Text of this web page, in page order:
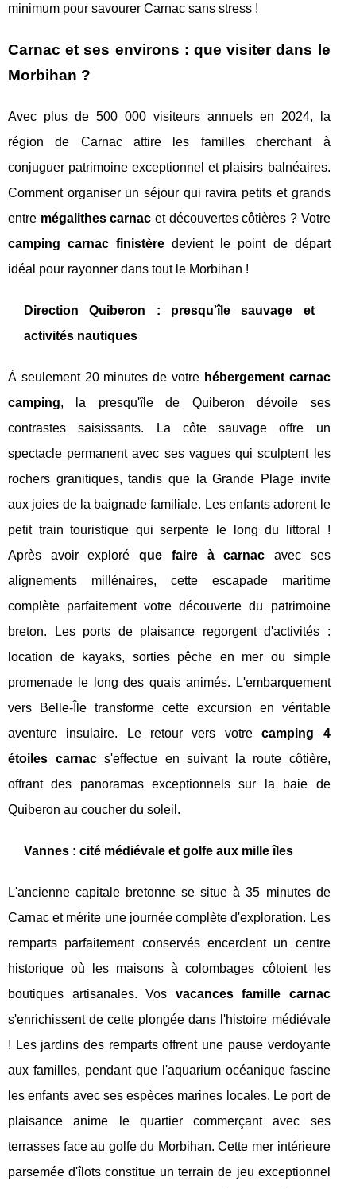
minimum pour savourer Carnac sans stress !
Carnac et ses environs : que visiter dans le
Morbihan ?
Avec plus de 500 000 visiteurs annuels en 2024, la
région de Carnac attire les familles cherchant à
conjuguer patrimoine exceptionnel et plaisirs balnéaires.
Comment organiser un séjour qui ravira petits et grands
entre mégalithes carnac et découvertes côtières ? Votre
camping carnac finistère devient le point de départ
idéal pour rayonner dans tout le Morbihan !
Direction Quiberon : presqu'île sauvage et
activités nautiques
À seulement 20 minutes de votre hébergement carnac
camping, la presqu'île de Quiberon dévoile ses
contrastes saisissants. La côte sauvage offre un
spectacle permanent avec ses vagues qui sculptent les
rochers granitiques, tandis que la Grande Plage invite
aux joies de la baignade familiale. Les enfants adorent le
petit train touristique qui serpente le long du littoral !
Après avoir exploréque faire à carnac avec ses
alignements millénaires, cette escapade maritime
complète parfaitement votre découverte du patrimoine
breton. Les ports de plaisance regorgent d'activités :
location de kayaks, sorties pêche en mer ou simple
promenade le long des quais animés. L'embarquement
vers Belle-Île transforme cette excursion en véritable
aventure insulaire. Le retour vers votrecamping 4
étoiles carnacs'effectue en suivant la route côtière,
offrant des panoramas exceptionnels sur la baie de
Quiberon au coucher du soleil.
Vannes : cité médiévale et golfe aux mille îles
L'ancienne capitale bretonne se situe à 35 minutes de
Carnac et mérite une journée complète d'exploration. Les
remparts parfaitement conservés encerclent un centre
historique où les maisons à colombages côtoient les
boutiques artisanales. Vos vacances famille carnac
s'enrichissent de cette plongée dans l'histoire médiévale
! Les jardins des remparts offrent une pause verdoyante
aux familles, pendant que l'aquarium océanique fascine
les enfants avec ses espèces marines locales. Le port de
plaisance anime le quartier commerçant avec ses
terrasses face au golfe du Morbihan. Cette mer intérieure
parsemée d'îlots constitue un terrain de jeu exceptionnel